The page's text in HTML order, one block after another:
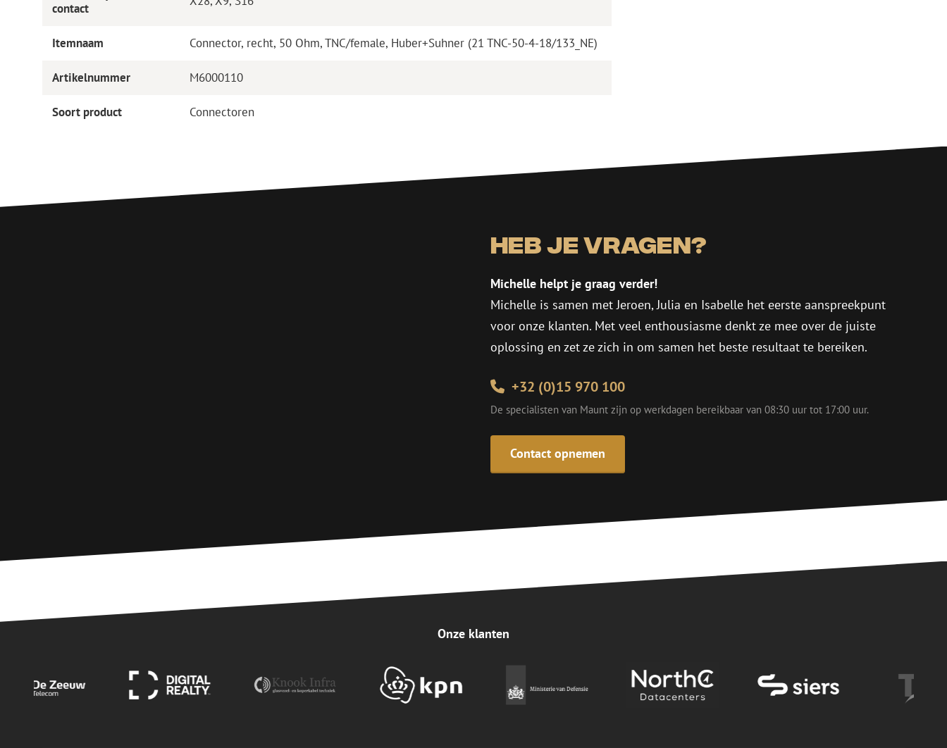
contact
Itemnaam Connector, recht, 50 Ohm, TNC/female, Huber+Suhner (21 TNC-50-4-18/133_NE)
Artikelnummer M6000110
Soort product Connectoren
Heb je vragen?
Michelle helpt je graag verder!
Michelle is samen met Jeroen, Julia en Isabelle het eerste aanspreekpunt
voor onze klanten. Met veel enthousiasme denkt ze mee over de juiste
oplossing en zet ze zich in om samen het beste resultaat te bereiken.
+32 (0)15 970 100
De specialisten van Maunt zijn op werkdagen bereikbaar van 08:30 uur tot 17:00 uur.
Contact opnemen
Onze klanten